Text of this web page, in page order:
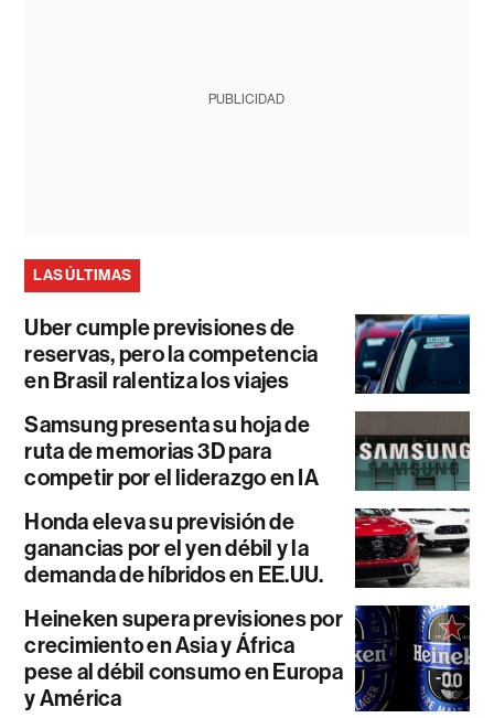
PUBLICIDAD
LAS ÚLTIMAS
Uber cumple previsiones de
reservas, pero la competencia
en Brasil ralentiza los viajes
Samsung presenta su hoja de
ruta de memorias 3D para
competir por el liderazgo en IA
Honda eleva su previsión de
ganancias por el yen débil y la
demanda de híbridos en EE.UU.
Heineken supera previsiones por
crecimiento en Asia y África
pese al débil consumo en Europa
y América